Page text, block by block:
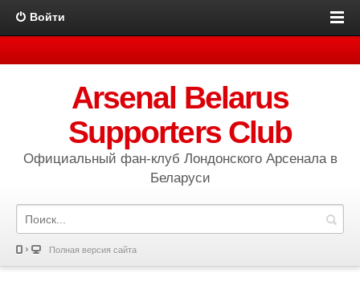
Войти
Arsenal Belarus
Supporters Club
Официальный фан-клуб Лондонского Арсенала в
Беларуси
Полная версия сайта